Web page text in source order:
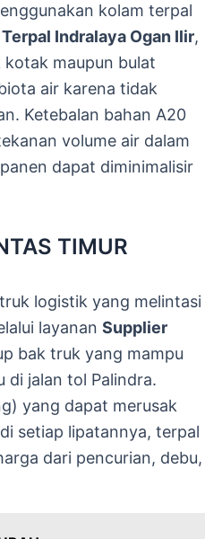
kolam terpal
Indralaya Ogan Ilir,
maupun bulat
air karena tidak
Ketebalan bahan A20
volume air dalam
dapat diminimalisir
TIMUR
logistik yang melintasi
layanan Supplier
bak truk yang mampu
di jalan tol Palindra.
yang dapat merusak
setiap lipatannya, terpal
dari pencurian, debu,